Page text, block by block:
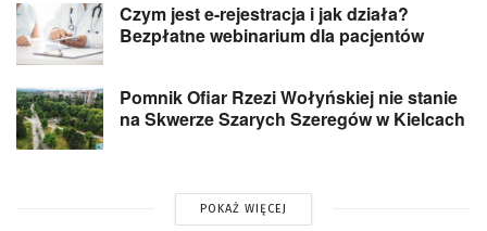
Czym jest e-rejestracja i jak działa?
Bezpłatne webinarium dla pacjentów
Pomnik Ofiar Rzezi Wołyńskiej nie stanie
na Skwerze Szarych Szeregów w Kielcach
POKAŻ WIĘCEJ